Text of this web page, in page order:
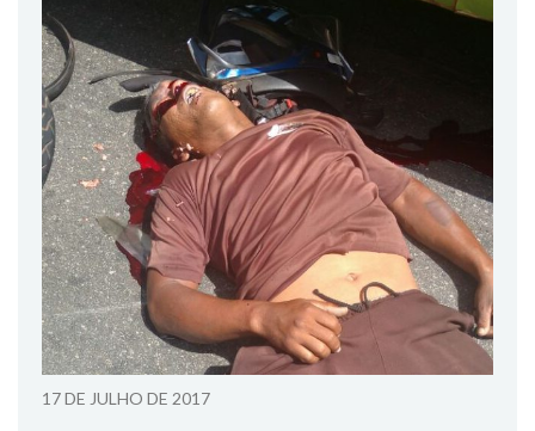
17 DE JULHO DE 2017